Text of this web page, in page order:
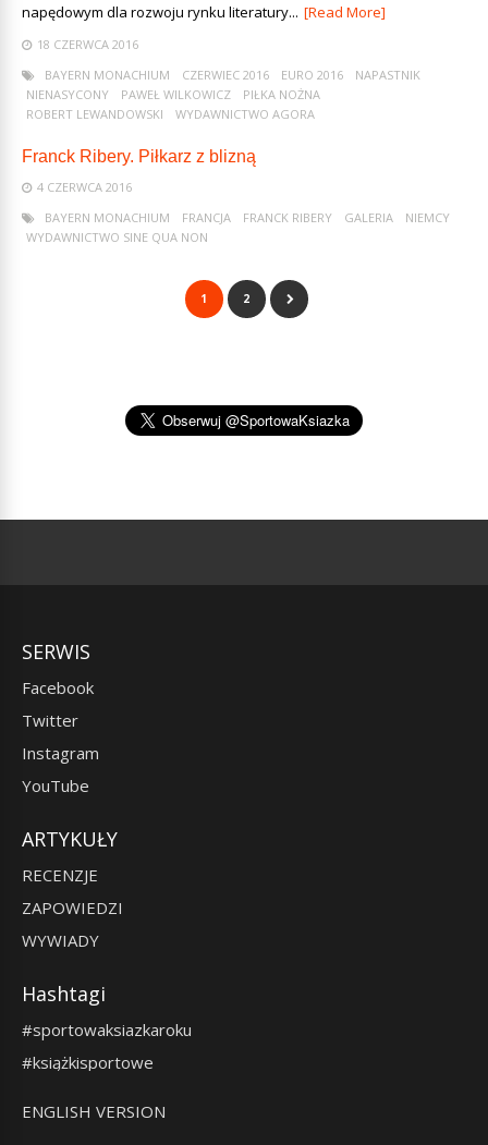
napędowym dla rozwoju rynku literatury... [Read More]
18 CZERWCA 2016
BAYERN MONACHIUM
CZERWIEC 2016 EURO 2016
NAPASTNIK
NIENASYCONY
PAWEŁ WILKOWICZ
PIŁKA NOŻNA
ROBERT LEWANDOWSKI
WYDAWNICTWO AGORA
Franck Ribery. Piłkarz z blizną
4 CZERWCA 2016
BAYERN MONACHIUM
FRANCJA FRANCK RIBERY GALERIA
NIEMCY
WYDAWNICTWO SINE QUA NON
1 2
SERWIS
Facebook
Twitter
Instagram
YouTube
ARTYKUŁY
RECENZJE
ZAPOWIEDZI
WYWIADY
Hashtagi
#sportowaksiazkaroku
#książkisportowe
ENGLISH VERSION